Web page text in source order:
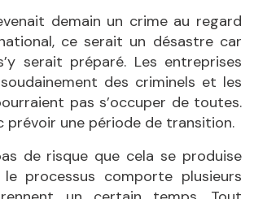
demain un crime au regard
ce serait un désastre car
serait préparé. Les entreprises
des criminels et les
pas s’occuper de toutes.
prévoir une période de transition.
de risque que cela se produise
processus comporte plusieurs